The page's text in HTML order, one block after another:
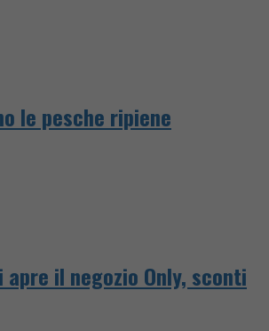
le pesche ripiene
apre il negozio Only, sconti